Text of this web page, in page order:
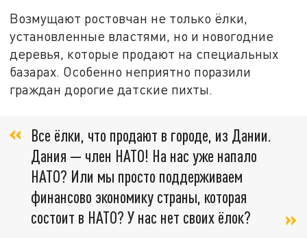
Возмущают ростовчан не только ёлки,
установленные властями, но и новогодние
деревья, которые продают на специальных
базарах. Особенно неприятно поразили
граждан дорогие датские пихты.
Все ёлки, что продают в городе, из Дании.
Дания — член НАТО! На нас уже напало
НАТО? Или мы просто поддерживаем
финансово экономику страны, которая
состоит в НАТО? У нас нет своих ёлок?